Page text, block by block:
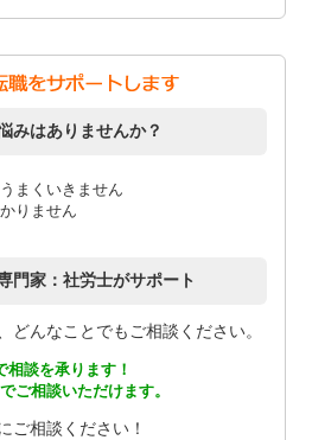
みはありませんか？
まくいきません
りません
門家：社労士がサポート
どんなことでもご相談ください。
相談を承ります！
ご相談いただけます。
ご相談ください！